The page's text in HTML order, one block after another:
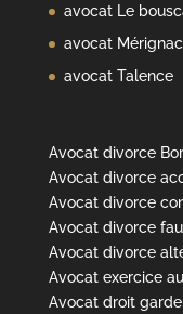
avocat Le
avocat Mérignac
avocat Talence
Avocat divorce
Avocat divorce
Avocat divorce
Avocat divorce
Avocat divorce
Avocat exercice
Avocat droit